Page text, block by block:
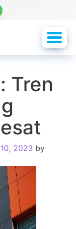
Tren
2023 by